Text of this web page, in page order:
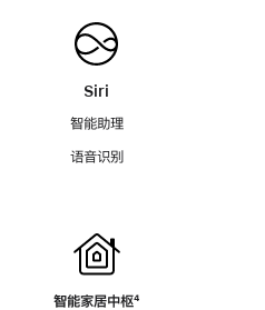
Siri
智能助理
语音识别
智能家居中枢脚
⁴